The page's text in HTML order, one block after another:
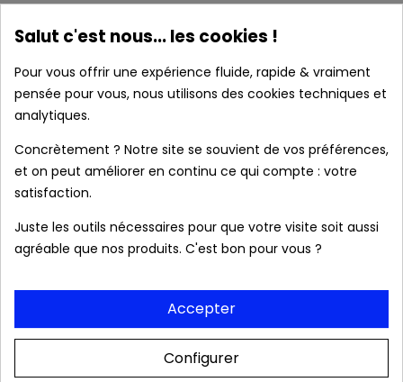
x3
Prix
base
22,90 € -30% Prix
16,03 €
AJOUTER AU PANIER
Prix
base
29,90 €
AJOUTER AU PANIER
Salut c'est nous... les cookies !
Pour vous offrir une expérience fluide, rapide & vraiment
pensée pour vous, nous utilisons des cookies techniques et
analytiques.
Concrètement ? Notre site se souvient de vos préférences,
et on peut améliorer en continu ce qui compte : votre
satisfaction.
Juste les outils nécessaires pour que votre visite soit aussi
agréable que nos produits. C'est bon pour vous ?
Accepter
Configurer